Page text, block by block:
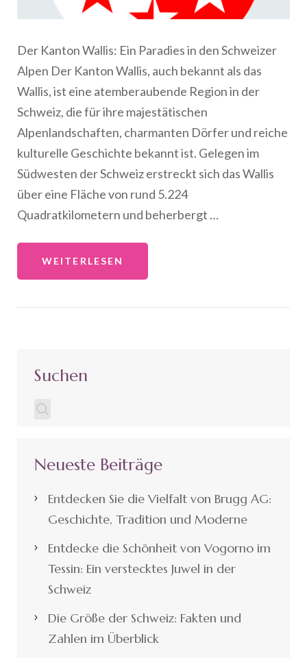
Der Kanton Wallis: Ein Paradies in den Schweizer
Alpen Der Kanton Wallis, auch bekannt als das
Wallis, ist eine atemberaubende Region in der
Schweiz, die für ihre majestätischen
Alpenlandschaften, charmanten Dörfer und reiche
kulturelle Geschichte bekannt ist. Gelegen im
Südwesten der Schweiz erstreckt sich das Wallis
über eine Fläche von rund 5.224
Quadratkilometern und beherbergt …
WEITERLESEN
Suchen
Neueste Beiträge
Entdecken Sie die Vielfalt von Brugg AG:
Geschichte, Tradition und Moderne
Entdecke die Schönheit von Vogorno im
Tessin: Ein verstecktes Juwel in der
Schweiz
Die Größe der Schweiz: Fakten und
Zahlen im Überblick